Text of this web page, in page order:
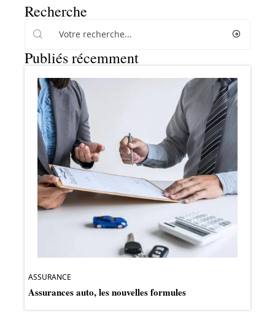
Recherche
Publiés récemment
ASSURANCE
Assurances auto, les nouvelles formules